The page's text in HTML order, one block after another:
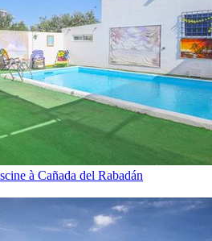
à Cañada del Rabadán